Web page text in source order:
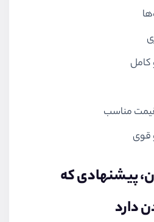
مناسب
قوی
پیشنهادی که
دارد